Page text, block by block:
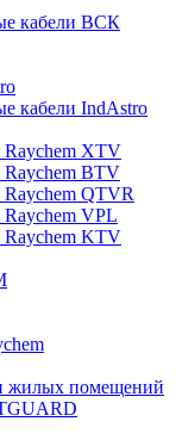
кабели ВСК
кабели IndAstro
XTV
BTV
QTVR
VPL
KTV
жилых помещений